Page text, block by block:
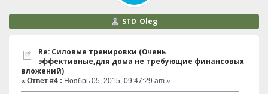
STD_Oleg
Re: Силовые тренировки (Очень
эффективные,для дома не требующие финансовых
вложений)
« Ответ #4 : Ноябрь 05, 2015, 09:47:29 am »